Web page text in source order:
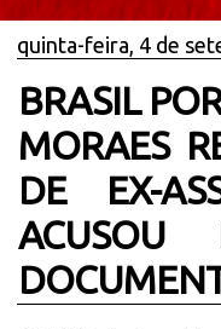
quinta-feira, 4 de
BRASIL
MORAES
DE EX-
ACUSOU